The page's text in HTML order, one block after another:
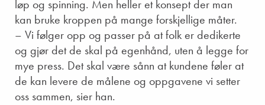
løp og spinning. Men heller et konsept der man
kan bruke kroppen på mange forskjellige måter.
– Vi følger opp og passer på at folk er dedikerte
og gjør det de skal på egenhånd, uten å legge for
mye press. Det skal være sånn at kundene føler at
de kan levere de målene og oppgavene vi setter
oss sammen, sier han.